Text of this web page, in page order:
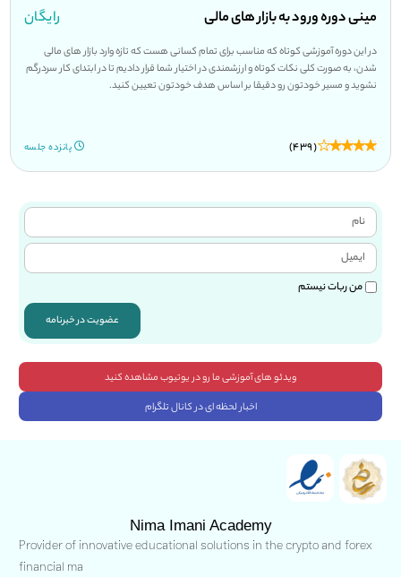
مینی دوره ورود به بازار های مالی رایگان
در این دوره آموزشی کوتاه که مناسب برای تمام کسانی هست که تازه وارد بازار های مالی
شدن، به صورت کلی نکات کوتاه و ارزشمندی در اختیار شما قرار دادیم تا در ابتدای کار سردرگم
نشوید و مسیر خودتون رو دقیقا بر اساس هدف خودتون تعیین کنید.
(439) پانزده جلسه
من ربات نیستم
عضویت در خبرنامه
ویدئو های آموزشی ما رو در یوتیوب مشاهده کنید
اخبار لحظه ای در کانال تلگرام
Nima Imani Academy
Provider of innovative educational solutions in the crypto and forex
financial ma